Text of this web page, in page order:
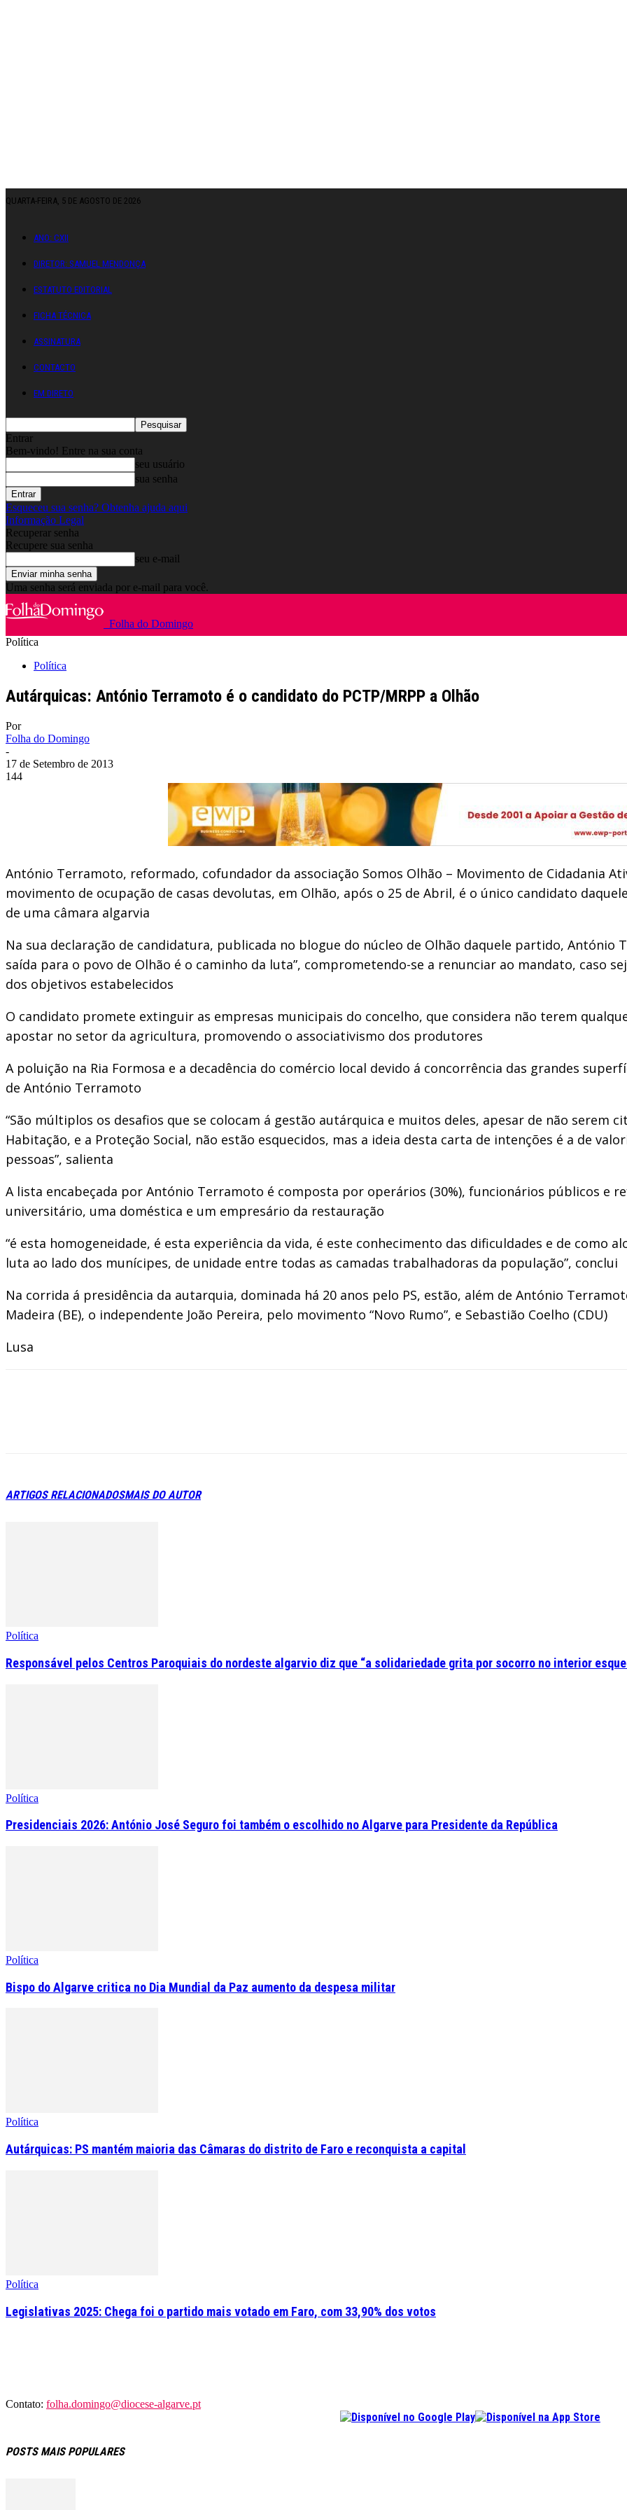
QUARTA-FEIRA, 5 DE AGOSTO DE 2026
ANO: CXII
DIRETOR: SAMUEL MENDONÇA
ESTATUTO EDITORIAL
FICHA TÉCNICA
ASSINATURA
CONTACTO
EM DIRETO
Entrar
Bem-vindo! Entre na sua conta
seu usuário
sua senha
Esqueceu sua senha? Obtenha ajuda aqui
Informação Legal
Recuperar senha
Recupere sua senha
seu e-mail
Uma senha será enviada por e-mail para você.
Folha do Domingo
Política
Política
Autárquicas: António Terramoto é o candidato do PCTP/MRPP a Olhão
Por
Folha do Domingo
-
17 de Setembro de 2013
144
António Terramoto, reformado, cofundador da associação Somos Olhão – Movimento de Cidadania
movimento de ocupação de casas devolutas, em Olhão, após o 25 de Abril, é o único candidato
de uma câmara algarvia
Na sua declaração de candidatura, publicada no blogue do núcleo de Olhão daquele partido, António
saída para o povo de Olhão é o caminho da luta”, comprometendo-se a renunciar ao mandato, caso
dos objetivos estabelecidos
O candidato promete extinguir as empresas municipais do concelho, que considera não terem
apostar no setor da agricultura, promovendo o associativismo dos produtores
A poluição na Ria Formosa e a decadência do comércio local devido á concorrência das grandes
de António Terramoto
“São múltiplos os desafios que se colocam á gestão autárquica e muitos deles, apesar de não serem
Habitação, e a Proteção Social, não estão esquecidos, mas a ideia desta carta de intenções é a de
pessoas”, salienta
A lista encabeçada por António Terramoto é composta por operários (30%), funcionários públicos e
universitário, uma doméstica e um empresário da restauração
“é esta homogeneidade, é esta experiência da vida, é este conhecimento das dificuldades e de como
luta ao lado dos munícipes, de unidade entre todas as camadas trabalhadoras da população”, conclui
Na corrida á presidência da autarquia, dominada há 20 anos pelo PS, estão, além de António
Madeira (BE), o independente João Pereira, pelo movimento “Novo Rumo”, e Sebastião Coelho (CDU)
Lusa
ARTIGOS RELACIONADOSMAIS DO AUTOR
Política
Responsável pelos Centros Paroquiais do nordeste algarvio diz que “a solidariedade grita por socorro no interior
Política
Presidenciais 2026: António José Seguro foi também o escolhido no Algarve para Presidente da República
Política
Bispo do Algarve critica no Dia Mundial da Paz aumento da despesa militar
Política
Autárquicas: PS mantém maioria das Câmaras do distrito de Faro e reconquista a capital
Política
Legislativas 2025: Chega foi o partido mais votado em Faro, com 33,90% dos votos
Contato: folha.domingo@diocese-algarve.pt
POSTS MAIS POPULARES